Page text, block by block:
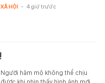
XÃ HỘI - 4 giờ trước
Người hâm mộ không thể chịu